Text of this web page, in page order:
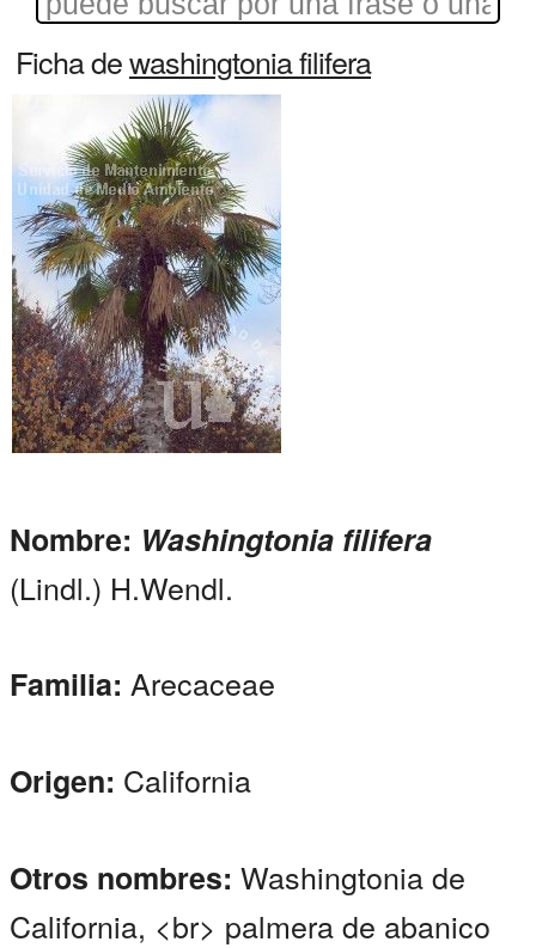
Ficha dewashingtonia filifera
Nombre: Washingtonia filifera
(Lindl.) H.Wendl.
Familia: Arecaceae
Origen: California
Otros nombres: Washingtonia de
California, <br> palmera de abanico